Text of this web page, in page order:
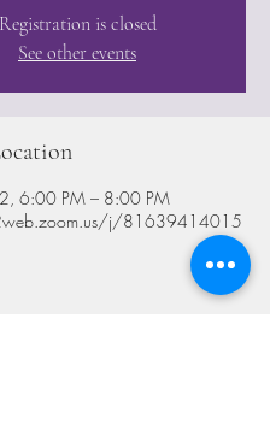
Registration is closed
See other events
6:00 PM – 8:00 PM
j/81639414015